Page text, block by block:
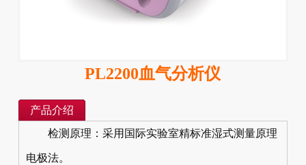
PL2200血气分析仪
产品介绍
检测原理：采用国际实验室精标准湿式测量原理
电极法。